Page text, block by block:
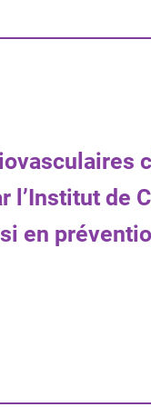
l’Institut de
en